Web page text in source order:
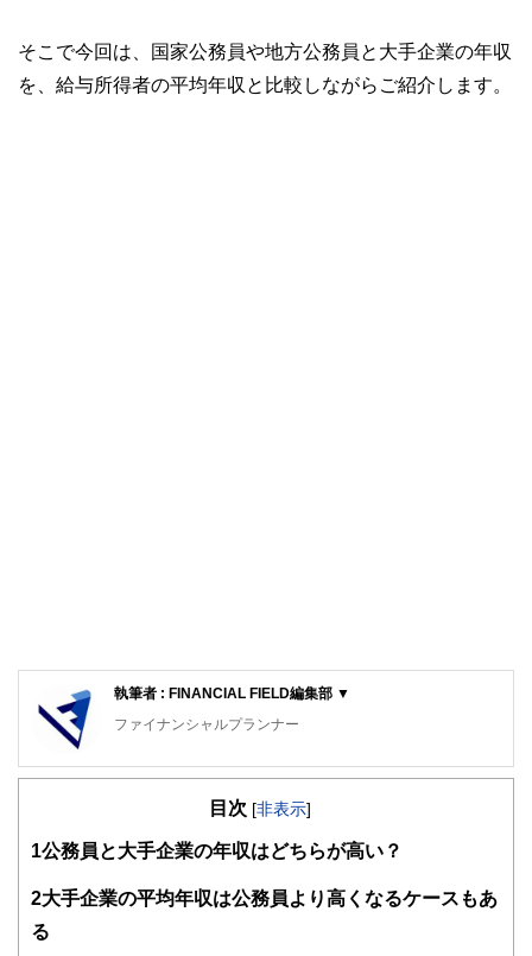
そこで今回は、国家公務員や地方公務員と大手企業の年収
を、給与所得者の平均年収と比較しながらご紹介します。
執筆者 : FINANCIAL FIELD編集部 ▼
ファイナンシャルプランナー
FinancialField編集部は、金融、経済に関する記事を、日々
知識がない方でも理解できるようわかりやすく発信していま
得者を中心に「お金や暮らし」に関する書籍・雑誌の編集経
験者で構成され、企画立案から記事掲載まですべての工程に
目次 [非表示]
1公務員と大手企業の年収はどちらが高い？
2大手企業の平均年収は公務員より高くなるケースもあ
る